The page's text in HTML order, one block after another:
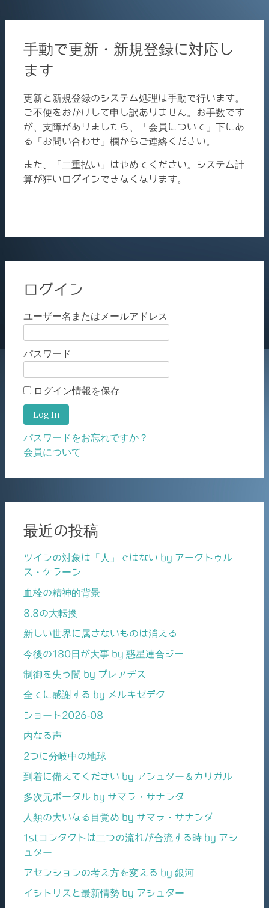
手動で更新・新規登録に対応し
ます
更新と新規登録のシステム処理は手動で行います。
ご不便をおかけして申し訳ありません。お手数です
が、支障がありましたら、「会員について」下にあ
る「お問い合わせ」欄からご連絡ください。
また、「二重払い」はやめてください。システム計
算が狂いログインできなくなります。
ログイン
ユーザー名またはメールアドレス
パスワード
ログイン情報を保存
パスワードをお忘れですか？
会員について
最近の投稿
ツインの対象は「人」ではない by アークトゥル
ス・ケラーン
血栓の精神的背景
8.8の大転換
新しい世界に属さないものは消える
今後の180日が大事 by 惑星連合ジー
制御を失う闇 by プレアデス
全てに感謝する by メルキゼデク
ショート2026-08
内なる声
2つに分岐中の地球
到着に備えてください by アシュター＆カリガル
多次元ポータル by サマラ・サナンダ
人類の大いなる目覚め by サマラ・サナンダ
1stコンタクトは二つの流れが合流する時 by アシ
ュター
アセンションの考え方を変える by 銀河
イシドリスと最新情勢 by アシュター